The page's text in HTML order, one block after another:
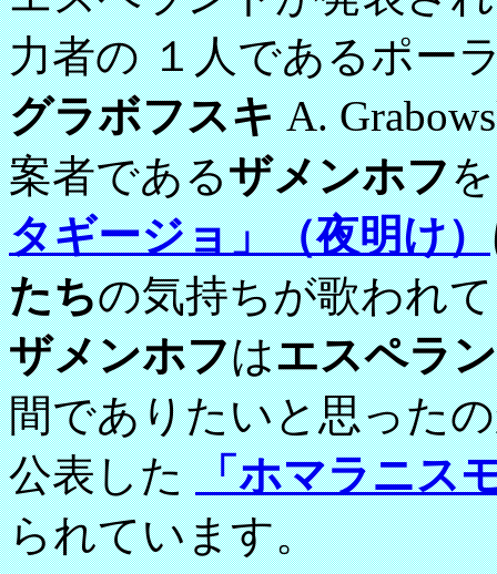
力者の １人であるポー
グラボフスキA.
案者であるザメンホフ
タギージョ」（夜明け）
たちの気持ちが歌われ
ザメンホフはエスペラ
間でありたいと思った
公表した「ホマラニス
られています。